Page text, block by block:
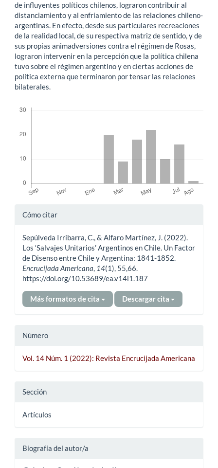
de influyentes políticos chilenos, lograron contribuir al
distanciamiento y al enfriamiento de las relaciones chileno-
argentinas. En efecto, desde sus particulares recreaciones
de la realidad local, de su respectiva matriz de sentido, y de
sus propias animadversiones contra el régimen de Rosas,
lograron intervenir en la percepción que la política chilena
tuvo sobre el régimen argentino y en ciertas acciones de
política externa que terminaron por tensar las relaciones
bilaterales.
Detalles
artículo
Cómo citar
Sepúlveda Irribarra, C., & Alfaro Martínez, J. (2022).
Los ‘Salvajes Unitarios’ Argentinos en Chile. Un Factor
de Disenso entre Chile y Argentina: 1841-1852.
Encrucijada Americana, 14(1), 55,66.
https://doi.org/10.53689/ea.v14i1.187
Más formatos de cita Descargar cita
Número
Vol. 14 Núm. 1 (2022): Revista Encrucijada Americana
Sección
Artículos
Biografía del autor/a